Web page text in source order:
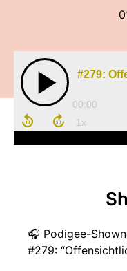
00:00
🎧 Podigee-
#279: